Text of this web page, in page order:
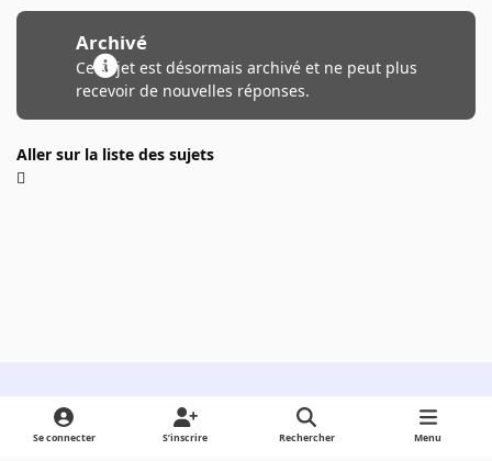
Archivé
Ce sujet est désormais archivé et ne peut plus
recevoir de nouvelles réponses.
Aller sur la liste des sujets
Light ModeDark ModeSystem Preference
Se connecter S’inscrire Rechercher Menu